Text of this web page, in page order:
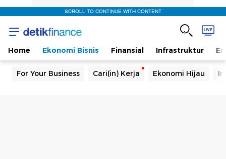
SCROLL TO CONTINUE WITH CONTENT
Home Ekonomi Bisnis Finansial Infrastruktur
For Your Business Cari(in) Kerja Ekonomi Hijau